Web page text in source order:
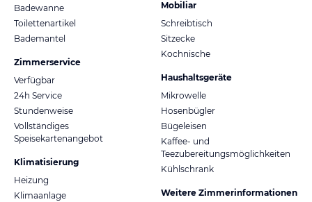
Badewanne
Toilettenartikel
Bademantel
Zimmerservice
Verfügbar
24h Service
Stundenweise
Vollständiges
Speisekartenangebot
Klimatisierung
Heizung
Klimaanlage
Mobiliar
Schreibtisch
Sitzecke
Kochnische
Haushaltsgeräte
Mikrowelle
Hosenbügler
Bügeleisen
Kaffee- und
Teezubereitungsmöglichkeiten
Kühlschrank
Weitere Zimmerinformationen